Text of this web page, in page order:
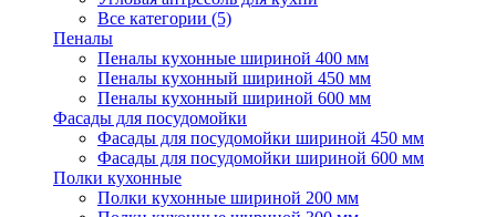
Все категории (5)
Пеналы
Пеналы кухонные шириной 400 мм
Пеналы кухонный шириной 450 мм
Пеналы кухонный шириной 600 мм
Фасады для посудомойки
Фасады для посудомойки шириной 450 мм
Фасады для посудомойки шириной 600 мм
Полки кухонные
Полки кухонные шириной 200 мм